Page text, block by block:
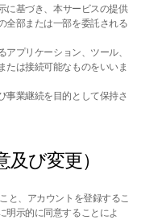
に基づき、本サービスの提供
全部または一部を委託される
アプリケーション、ツール、
たは接続可能なものをいいま
事業継続を目的として保持さ
び変更）
と、アカウントを登録するこ
明示的に同意することによ